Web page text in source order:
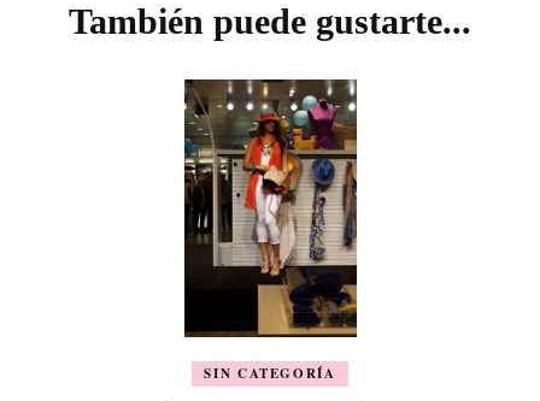
entradas
También puede gustarte...
SIN CATEGORÍA